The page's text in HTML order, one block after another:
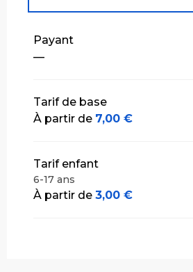
Tarifs 2027
Payant
—
Tarif de base
À partir de 7,00 €
Tarif enfant
6-17 ans
À partir de 3,00 €